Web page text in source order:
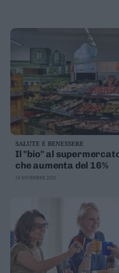
–
Sole
Fassa
Giudicarie
–
Rendena
Alto
Adige
Südtirol
Dolomiti
Newsletter
Bazar
SALUTE E BENESSERE
Il "bio" al
che aumenta del 16%
24 NOVEMBRE 2020